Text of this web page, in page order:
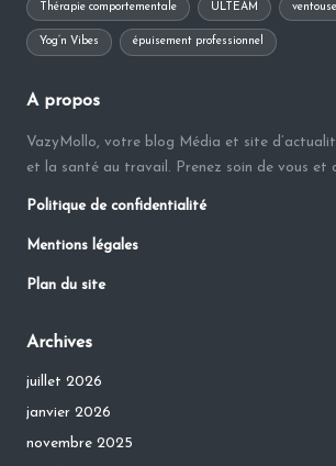
Thérapie comportementale ULTEAM
Yog’n Vibes épuisement professionnel
A propos
VazyMollo, votre blog Média et site
et la santé au travail. Prenez soin de vous et
Politique de confidentialité
Mentions légales
Plan du site
Archives
juillet 2026
janvier 2026
novembre 2025